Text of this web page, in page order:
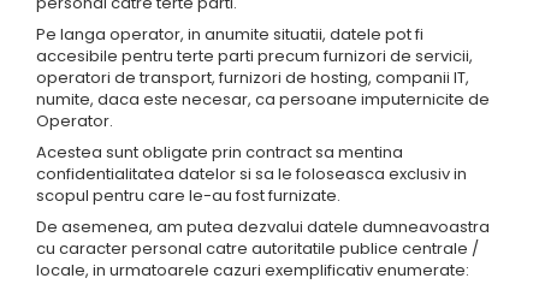
Pe langa operator, in anumite situatii, datele pot fi
accesibile pentru terte parti precum furnizori de servicii,
operatori de transport, furnizori de hosting, companii IT,
numite, daca este necesar, ca persoane imputernicite de
Operator.
Acestea sunt obligate prin contract sa mentina
confidentialitatea datelor si sa le foloseasca exclusiv in
scopul pentru care le-au fost furnizate.
De asemenea, am putea dezvalui datele dumneavoastra
cu caracter personal catre autoritatile publice centrale /
locale, in urmatoarele cazuri exemplificativ enumerate: